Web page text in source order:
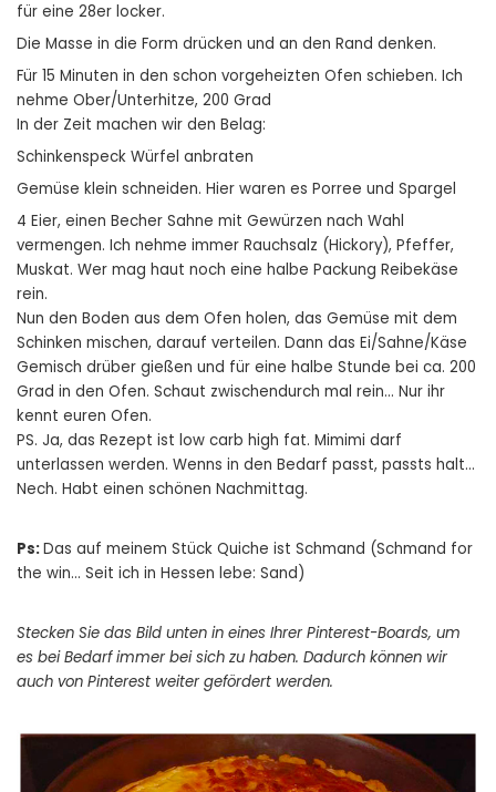
für eine 28er locker.
Die Masse in die Form drücken und an den Rand denken.
Für 15 Minuten in den schon vorgeheizten Ofen schieben. Ich
nehme Ober/Unterhitze, 200 Grad
In der Zeit machen wir den Belag:
Schinkenspeck Würfel anbraten
Gemüse klein schneiden. Hier waren es Porree und Spargel
4 Eier, einen Becher Sahne mit Gewürzen nach Wahl
vermengen. Ich nehme immer Rauchsalz (Hickory), Pfeffer,
Muskat. Wer mag haut noch eine halbe Packung Reibekäse
rein.
Nun den Boden aus dem Ofen holen, das Gemüse mit dem
Schinken mischen, darauf verteilen. Dann das Ei/Sahne/Käse
Gemisch drüber gießen und für eine halbe Stunde bei ca. 200
Grad in den Ofen. Schaut zwischendurch mal rein… Nur ihr
kennt euren Ofen.
PS. Ja, das Rezept ist low carb high fat. Mimimi darf
unterlassen werden. Wenns in den Bedarf passt, passts halt…
Nech. Habt einen schönen Nachmittag.
Ps:Das auf meinem Stück Quiche ist Schmand (Schmand for
the win… Seit ich in Hessen lebe: Sand)
Stecken Sie das Bild unten in eines Ihrer Pinterest-Boards, um
es bei Bedarf immer bei sich zu haben. Dadurch können wir
auch von Pinterest weiter gefördert werden.